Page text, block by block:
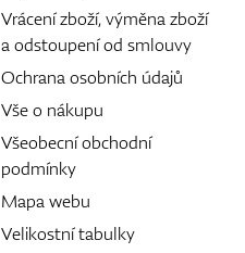
Vrácení zboží, výměna zboží
a odstoupení od smlouvy
Ochrana osobních údajů
Vše o nákupu
Všeobecní obchodní
podmínky
Mapa webu
Velikostní tabulky